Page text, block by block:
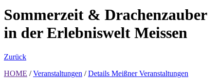
Sommerzeit & Drachenzauber
in der Erlebniswelt Meissen
Zurück
HOME / Veranstaltungen / Details Meißner Veranstaltungen